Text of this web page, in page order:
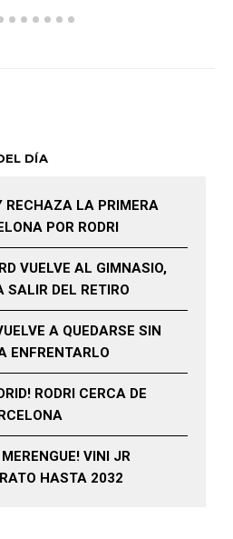
DÍA
RECHAZA LA PRIMERA
POR RODRI
VUELVE AL GIMNASIO,
SALIR DEL RETIRO
A QUEDARSE SIN
ENFRENTARLO
RODRI CERCA DE
VINI JR
HASTA 2032